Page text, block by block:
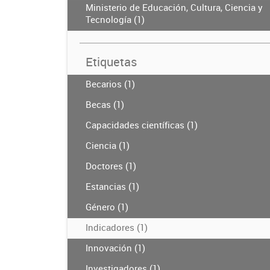
Ministerio de Educación, Cultura, Ciencia y
Tecnología (1)
Etiquetas
Becarios (1)
Becas (1)
Capacidades científicas (1)
Ciencia (1)
Doctores (1)
Estancias (1)
Género (1)
Indicadores (1)
Innovación (1)